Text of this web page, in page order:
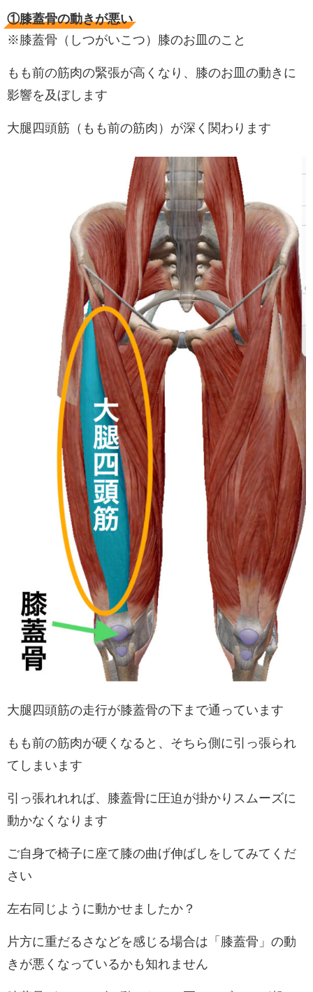
①膝蓋骨の動きが悪い
※膝蓋骨（しつがいこつ）膝のお皿のこと
もも前の筋肉の緊張が高くなり、膝のお皿の動きに
影響を及ぼします
大腿四頭筋（もも前の筋肉）が深く関わります
大腿四頭筋の走行が膝蓋骨の下まで通っています
もも前の筋肉が硬くなると、そちら側に引っ張られ
てしまいます
引っ張れれれば、膝蓋骨に圧迫が掛かりスムーズに
動かなくなります
ご自身で椅子に座て膝の曲げ伸ばしをしてみてくだ
さい
左右同じように動かせましたか？
片方に重だるさなどを感じる場合は「膝蓋骨」の動
きが悪くなっているかも知れません